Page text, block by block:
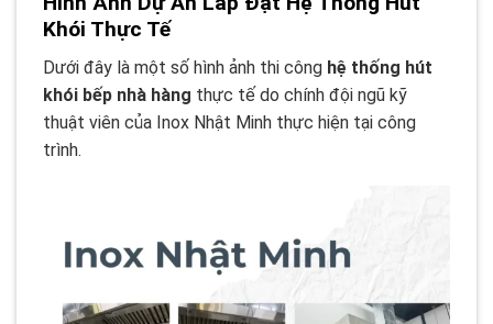
Khói Thực Tế
Dưới đây là một số hình ảnh thi công hệ thống hút
khói bếp nhà hàng thực tế do chính đội ngũ kỹ
thuật viên của Inox Nhật Minh thực hiện tại công
trình.